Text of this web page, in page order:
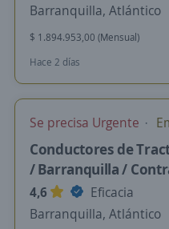
Barranquilla, Atlántico
$ 1.894.953,00 (Mensual)
Hace 2 días
Se precisa Urgente
Conductores de
/ Barranquilla /
4,6
Eficacia
Barranquilla, Atlántico